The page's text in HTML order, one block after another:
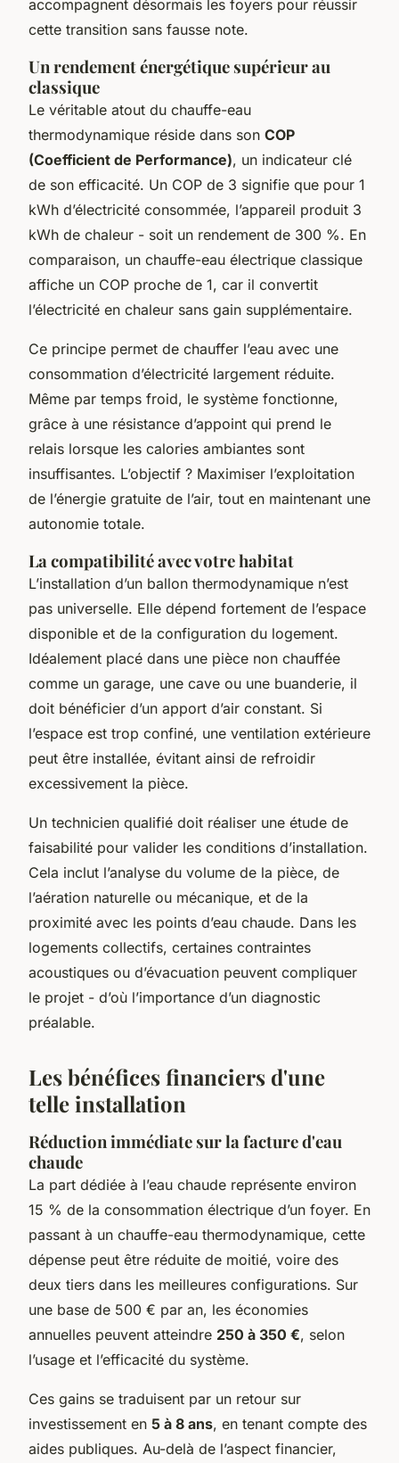
accompagnent désormais les foyers pour réussir
cette transition sans fausse note.
Un rendement énergétique supérieur au
classique
Le véritable atout du chauffe-eau
thermodynamique réside dans son COP
(Coefficient de Performance), un indicateur clé
de son efficacité. Un COP de 3 signifie que pour 1
kWh d’électricité consommée, l’appareil produit 3
kWh de chaleur - soit un rendement de 300 %. En
comparaison, un chauffe-eau électrique classique
affiche un COP proche de 1, car il convertit
l’électricité en chaleur sans gain supplémentaire.
Ce principe permet de chauffer l’eau avec une
consommation d’électricité largement réduite.
Même par temps froid, le système fonctionne,
grâce à une résistance d’appoint qui prend le
relais lorsque les calories ambiantes sont
insuffisantes. L’objectif ? Maximiser l’exploitation
de l’énergie gratuite de l’air, tout en maintenant une
autonomie totale.
La compatibilité avec votre habitat
L’installation d’un ballon thermodynamique n’est
pas universelle. Elle dépend fortement de l’espace
disponible et de la configuration du logement.
Idéalement placé dans une pièce non chauffée
comme un garage, une cave ou une buanderie, il
doit bénéficier d’un apport d’air constant. Si
l’espace est trop confiné, une ventilation extérieure
peut être installée, évitant ainsi de refroidir
excessivement la pièce.
Un technicien qualifié doit réaliser une étude de
faisabilité pour valider les conditions d’installation.
Cela inclut l’analyse du volume de la pièce, de
l’aération naturelle ou mécanique, et de la
proximité avec les points d’eau chaude. Dans les
logements collectifs, certaines contraintes
acoustiques ou d’évacuation peuvent compliquer
le projet - d’où l’importance d’un diagnostic
préalable.
Les bénéfices financiers d'une
telle installation
Réduction immédiate sur la facture d'eau
chaude
La part dédiée à l’eau chaude représente environ
15 % de la consommation électrique d’un foyer. En
passant à un chauffe-eau thermodynamique, cette
dépense peut être réduite de moitié, voire des
deux tiers dans les meilleures configurations. Sur
une base de 500 € par an, les économies
annuelles peuvent atteindre 250 à 350 €, selon
l’usage et l’efficacité du système.
Ces gains se traduisent par un retour sur
investissement en 5 à 8 ans, en tenant compte des
aides publiques. Au-delà de l’aspect financier,